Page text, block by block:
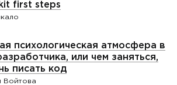
first steps
психологическая атмосфера в
или чем заняться,
писать код
Войтова